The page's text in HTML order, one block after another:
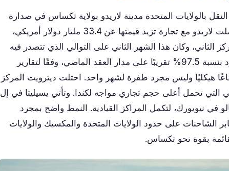
بالولايات المتحدة مدينة لاريدو بولاية تكساس في صدارة
القارة. ففي شهر واحد، أبريل 2026، تعاملت لاريدو مع تجارة تزيد قيمتها عن 33.4 مليار دولار أمريكي،
وكان هذا الشهر الثاني على التوالي الذي تتصدر فيه
لاريدو كامل البلاد. نمت تجارتها عبر الحدود بنسبة 97.5% تقريبًا على مدار العقد الماضي، وفقًا لتقارير
هيكليًا وليس مجرد طفرة لشهر واحد. احتلت ديترويت المركز
أمريكي، وهي التي تحمل أعلى حجم تجاري مواجه لكندا. وتأتي يسيليتا في إل
في نيويورك، لتكمل المراكز القيادية. النمط واضح بمجرد
الشاحنات على حدود الولايات المتحدة والمكسيك والولايات
بقوة نحو تكساس.